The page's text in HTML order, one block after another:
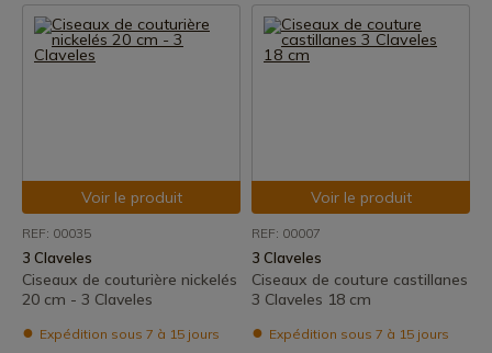
Voir le produit
REF: 00035
3 Claveles
Ciseaux de couturière nickelés
20 cm - 3 Claveles
Expédition sous 7 à 15 jours
Voir le produit
REF: 00007
3 Claveles
Ciseaux de couture castillanes
3 Claveles 18 cm
Expédition sous 7 à 15 jours